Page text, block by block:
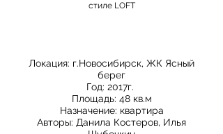
стиле LOFT
Локация: г.Новосибирск, ЖК Ясный
берег
Год: 2017г.
Площадь: 48 кв.м
Назначение: квартира
Авторы: Данила Костеров, Илья